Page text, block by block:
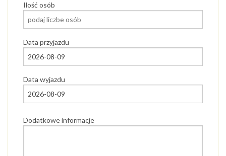
Ilość osób
Data przyjazdu
Data wyjazdu
Dodatkowe informacje